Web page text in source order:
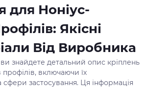
для Ноніус-
Якісні
Від Виробника
знайдете детальний опис кріплень
профілів, включаючи їх
сфери застосування. Ця інформація